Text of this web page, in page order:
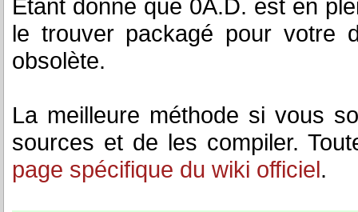
Etant donné que 0A.D. est en
le trouver packagé pour votre
obsolète.
La meilleure méthode si vous
sources et de les compiler.
page spécifique du wiki officiel.